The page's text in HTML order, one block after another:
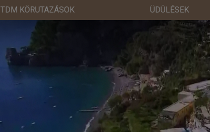
TDM KÖRUTAZÁSOK ÜDÜLÉSEK